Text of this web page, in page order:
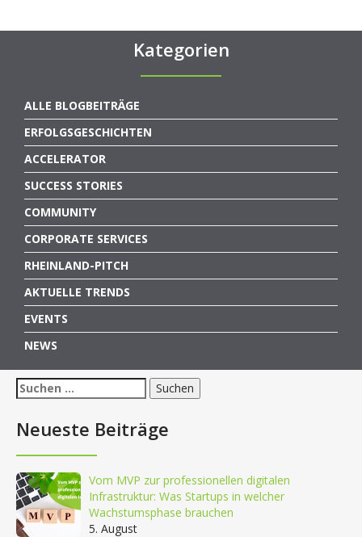
Kategorien
ALLE BLOGBEITRÄGE
ERFOLGSGESCHICHTEN
ACCELERATOR
SUCCESS STORIES
COMMUNITY
CORPORATE SERVICES
RHEINLAND-PITCH
AKTUELLE TRENDS
EVENTS
NEWS
Suchen
nach:
Neueste Beiträge
Vom MVP zur professionellen digitalen
Infrastruktur: Was Startups in welcher
Wachstumsphase brauchen
5. August